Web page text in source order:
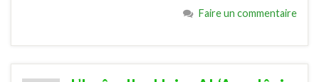
Faire un commentaire